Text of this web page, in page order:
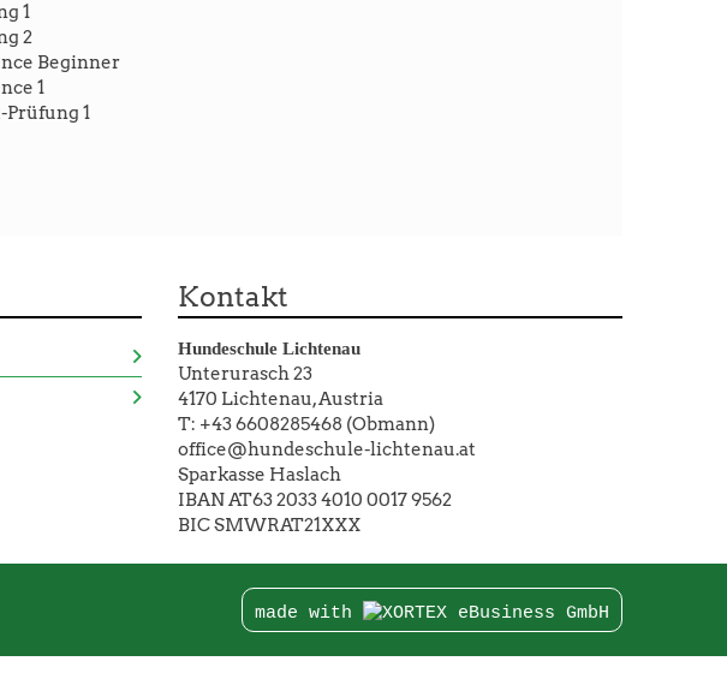
1
2
Beginner
1
1
Kontakt
Hundeschule Lichtenau
Unterurasch 23
4170 Lichtenau, Austria
T: +43 6608285468 (Obmann)
office@hundeschule-lichtenau.at
Sparkasse Haslach
IBAN AT63 2033 4010 0017 9562
BIC SMWRAT21XXX
made with